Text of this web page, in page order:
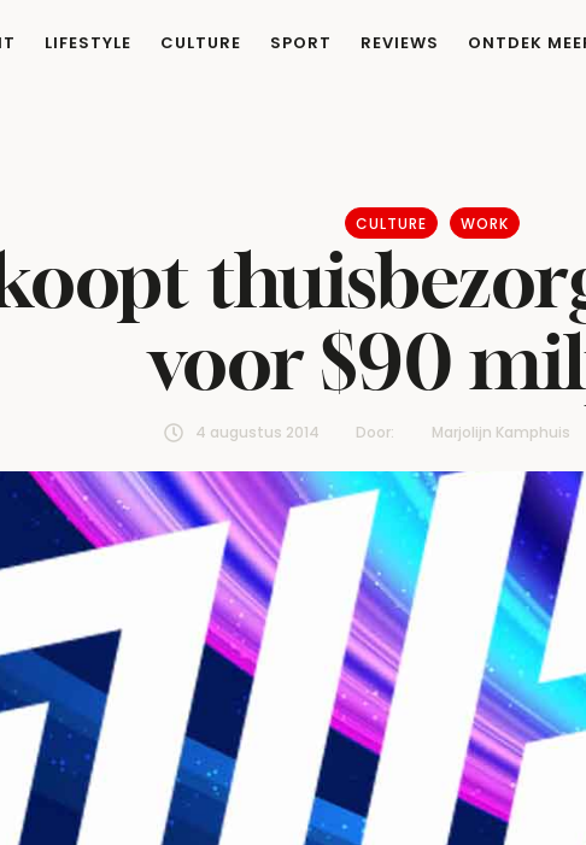
LIFESTYLE CULTURE SPORT REVIEWS ONTDEK
CULTURE WORK
voor $90
4 augustus 2014 Door: Marjolijn Kamphuis